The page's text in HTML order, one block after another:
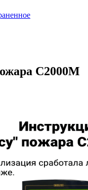
C2000M